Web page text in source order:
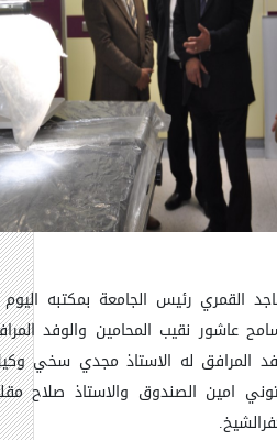
القمري رئيس الجامعة بمكتبه اليوم
الأستاذ سامح عاشور نقيب المحامين والوفد
المرافق له الاستاذ مجدي سخي
امين الصندوق والاستاذ صلاح